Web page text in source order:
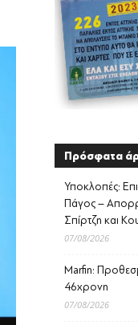
Πρόσφατα
Υποκλοπές:
Πάγος –
Σπίρτζη και
07/08/2026
Marfin:
46χρονη
07/08/2026